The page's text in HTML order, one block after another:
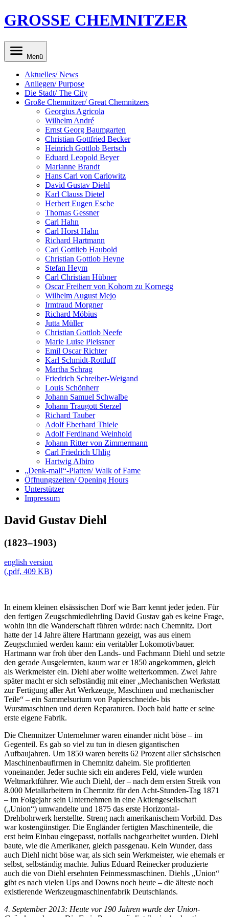
GROSSE CHEMNITZER
Menü
Aktuelles/ News
Anliegen/ Purpose
Die Stadt/ The City
Große Chemnitzer/ Great Chemnitzers
Georgius Agricola
Wilhelm André
Ernst Georg Baumgarten
Christian Gottfried Becker
Heinrich Gottlob Bertsch
Eduard Leopold Beyer
Marianne Brandt
Hans Carl von Carlowitz
David Gustav Diehl
Karl Clauss Dietel
Herbert Eugen Esche
Thomas Gessner
Carl Hahn
Carl Horst Hahn
Richard Hartmann
Carl Gottlieb Haubold
Christian Gottlob Heyne
Stefan Heym
Carl Christian Hübner
Oscar Freiherr von Kohorn zu Kornegg
Wilhelm August Mejo
Irmtraud Morgner
Richard Möbius
Jutta Müller
Christian Gottlob Neefe
Marie Luise Pleissner
Emil Oscar Richter
Karl Schmidt-Rottluff
Martha Schrag
Friedrich Schreiber-Weigand
Louis Schönherr
Johann Samuel Schwalbe
Johann Traugott Sterzel
Richard Tauber
Adolf Eberhard Thiele
Adolf Ferdinand Weinhold
Johann Ritter von Zimmermann
Carl Friedrich Uhlig
Hartwig Albiro
„Denk-mal!“-Platten/ Walk of Fame
Öffnungszeiten/ Opening Hours
Unterstützer
Impressum
David Gustav Diehl
(1823–1903)
english version
(.pdf, 409 KB)
In einem kleinen elsässischen Dorf wie Barr kennt jeder jeden. Für
den fertigen Zeugschmiedlehrling David Gustav gab es keine Frage,
wohin ihn die Wanderschaft führen würde: nach Chemnitz. Dort
hatte der 14 Jahre ältere Hartmann gezeigt, was aus einem
Zeugschmied werden kann: ein veritabler Lokomotivbauer.
Hartmann war froh über den Lands- und Fachmann Diehl und setzte
den gerade Ausgelernten, kaum war er 1850 angekommen, gleich
als Werkmeister ein. Diehl aber wollte weiterkommen. Zwei Jahre
später macht er sich selbständig mit einer „Mechanischen Werkstatt
zur Fertigung aller Art Werkzeuge, Maschinen und mechanischer
Teile“ – ein Sammelsurium von Papierschneide- bis
Wurstmaschinen und deren Reparaturen. Doch bald hatte er seine
erste eigene Fabrik.
Die Chemnitzer Unternehmer waren einander nicht böse – im
Gegenteil. Es gab so viel zu tun in diesen gigantischen
Aufbaujahren. Um 1850 waren bereits 62 Prozent aller sächsischen
Maschinenbaufirmen in Chemnitz daheim. Sie profitierten
voneinander. Jeder suchte sich ein anderes Feld, viele wurden
Weltmarktführer. Wie auch Diehl, der – nach dem ersten Streik von
8.000 Metallarbeitern in Chemnitz für den Acht-Stunden-Tag 1871
– im Folgejahr sein Unternehmen in eine Aktiengesellschaft
(„Union“) umwandelte und 1875 das erste Horizontal-
Drehbohrwerk herstellte. Streng nach amerikanischem Vorbild. Das
war kostengünstiger. Die Engländer fertigten Maschinenteile, die
erst beim Einbau eingepasst, notfalls nachgearbeitet wurden. Diehl
baute, wie die Amerikaner, gleich passgenau. Kein Wunder, dass
auch Diehl nicht böse war, als sich sein Werkmeister, wie ehemals er
selbst, selbständig machte. Julius Eduard Reinecker produzierte
auch die von Diehl ersehnten Feinmessmaschinen. Diehls „Union“
gibt es nach vielen Ups and Downs noch heute – die älteste noch
existierende Werkzeugmaschinenfabrik Deutschlands.
4. September 2013: Heute vor 190 Jahren wurde der Union-